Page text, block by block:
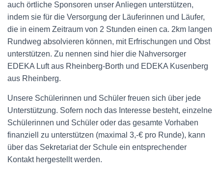
auch örtliche Sponsoren unser Anliegen unterstützen,
indem sie für die Versorgung der Läuferinnen und Läufer,
die in einem Zeitraum von 2 Stunden einen ca. 2km langen
Rundweg absolvieren können, mit Erfrischungen und Obst
unterstützen. Zu nennen sind hier die Nahversorger
EDEKA Luft aus Rheinberg-Borth und EDEKA Kusenberg
aus Rheinberg.
Unsere Schülerinnen und Schüler freuen sich über jede
Unterstützung. Sofern noch das Interesse besteht, einzelne
Schülerinnen und Schüler oder das gesamte Vorhaben
finanziell zu unterstützen (maximal 3,-€ pro Runde), kann
über das Sekretariat der Schule ein entsprechender
Kontakt hergestellt werden.